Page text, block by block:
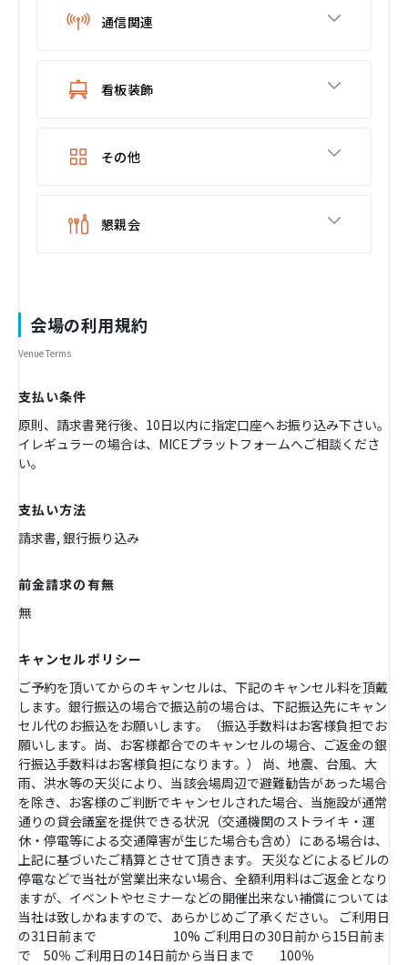
通信関連
看板装飾
その他
懇親会
会場の利用規約
Venue Terms
支払い条件
原則、請求書発行後、10日以内に指定口座へお振り込み下さい。
イレギュラーの場合は、MICEプラットフォームへご相談くださ
い。
支払い方法
請求書, 銀行振り込み
前金請求の有無
無
キャンセルポリシー
ご予約を頂いてからのキャンセルは、下記のキャンセル料を頂戴
します。銀行振込の場合で振込前の場合は、下記振込先にキャン
セル代のお振込をお願いします。（振込手数料はお客様負担でお
願いします。尚、お客様都合でのキャンセルの場合、ご返金の銀
行振込手数料はお客様負担になります。） 尚、地震、台風、大
雨、洪水等の天災により、当該会場周辺で避難勧告があった場合
を除き、お客様のご判断でキャンセルされた場合、当施設が通常
通りの貸会議室を提供できる状況（交通機関のストライキ・運
休・停電等による交通障害が生じた場合も含め）にある場合は、
上記に基づいたご精算とさせて頂きます。 天災などによるビルの
停電などで当社が営業出来ない場合、全額利用料はご返金となり
ますが、イベントやセミナーなどの開催出来ない補償については
当社は致しかねますので、あらかじめご了承ください。 ご利用日
の31日前まで 10% ご利用日の30日前から15日前ま
で 50％ ご利用日の14日前から当日まで 100％